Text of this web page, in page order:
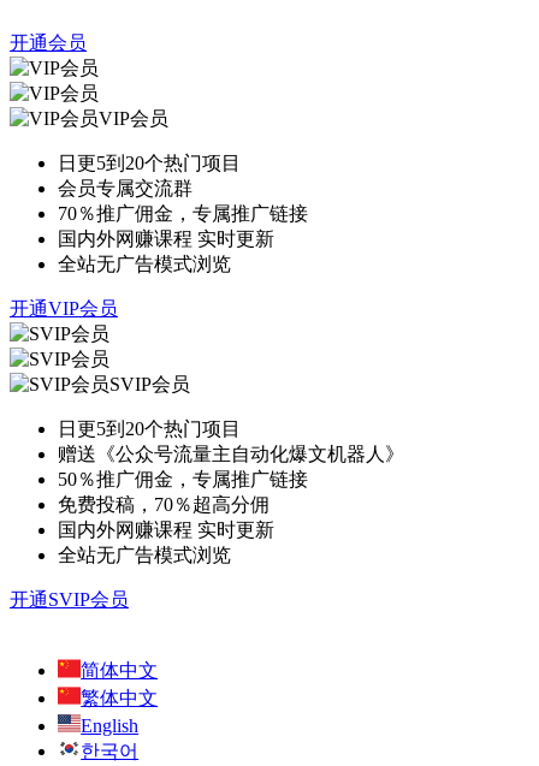
开通会员
VIP会员
日更5到20个热门项目
会员专属交流群
70％推广佣金，专属推广链接
国内外网赚课程 实时更新
全站无广告模式浏览
开通VIP会员
SVIP会员
日更5到20个热门项目
赠送《公众号流量主自动化爆文机器人》
50％推广佣金，专属推广链接
免费投稿，70％超高分佣
国内外网赚课程 实时更新
全站无广告模式浏览
开通SVIP会员
简体中文
繁体中文
English
한국어